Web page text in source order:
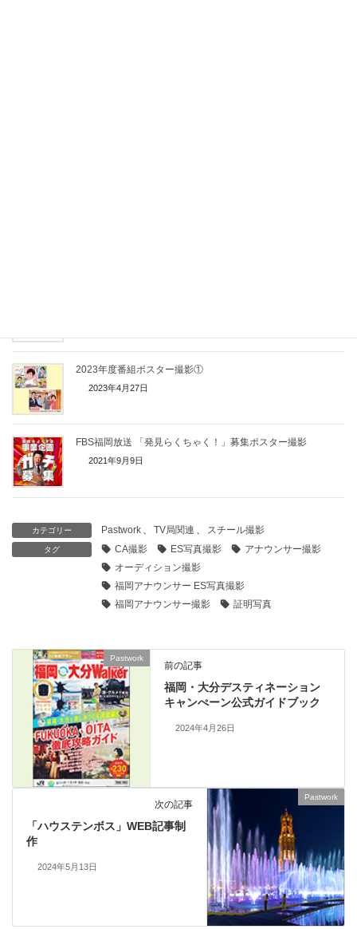
2023年度番組ポスター撮影①
2023年4月27日
FBS福岡放送 「発見らくちゃく！」募集ポスター撮影
2021年9月9日
カテゴリー Pastwork TV局関連 スチール撮影
タグ CA撮影 ES写真撮影
アナウンサー撮影
オーディション撮影
福岡アナウンサー ES写真撮影
福岡アナウンサー撮影
証明写真
Pastwork
前の記事
福岡・大分デスティネーション
キャンぺーン公式ガイドブック
2024年4月26日
Pastwork
次の記事
「ハウステンボス」WEB記事制
作
2024年5月13日